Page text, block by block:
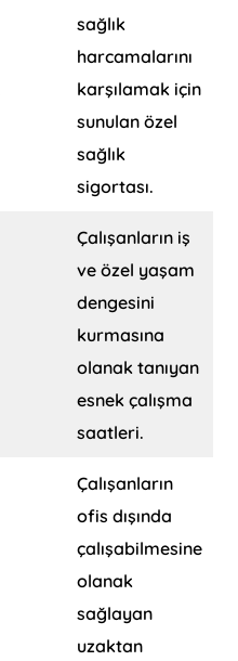
sağlık
harcamalarını
karşılamak için
sunulan özel
sağlık
sigortası.
Çalışanların iş
ve özel yaşam
dengesini
kurmasına
olanak tanıyan
esnek çalışma
saatleri.
Çalışanların
ofis dışında
çalışabilmesine
olanak
sağlayan
uzaktan